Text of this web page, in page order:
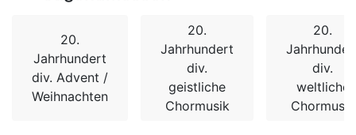
20.
Jahrhundert
div. Advent /
Weihnachten
20.
Jahrhundert
div.
geistliche
Chormusik
20.
div.
weltliche
Chormusik